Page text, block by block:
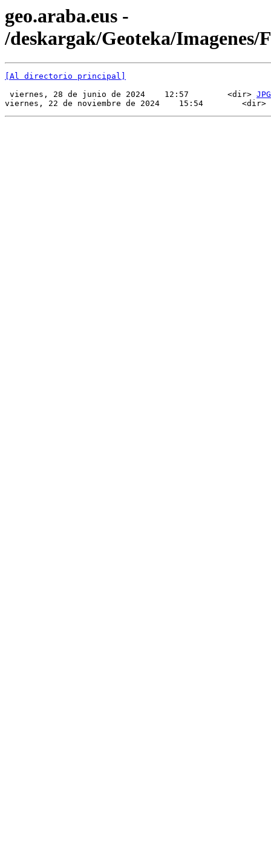
geo.araba.eus -
/deskargak/Geoteka/Imagenes/
[Al directorio principal]
viernes, 28 de junio de 2024    12:57        <dir> JPG
viernes, 22 de noviembre de 2024    15:54        <dir>